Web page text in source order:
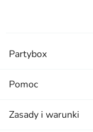
Partybox
Pomoc
Zasady i warunki